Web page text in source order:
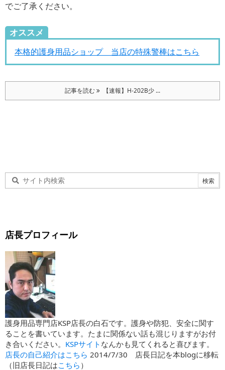
でご了承ください。
オススメ
本格的護身用品ショップ 当店の特殊警棒はこちら
記事を読む 【速報】H-202B少 ...
店長プロフィール
護身用品専門店KSP店長の白石です。護身や防犯、安全に関す
ることを書いています。たまに関係ない話も混じりますがお付
き合いください。 KSPサイト なんかも見てくれると喜びます。
店長の自己紹介はこちら 2014/7/30 店長日記を本blogに移転
（旧店長日記はこちら ）